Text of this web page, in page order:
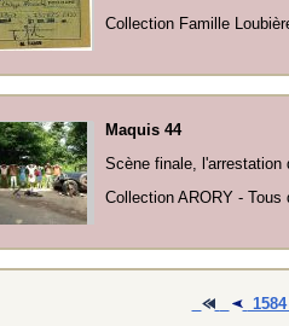
Collection Famille
Maquis 44
Scène finale, l'arrestation
Collection ARORY - Tous
1584